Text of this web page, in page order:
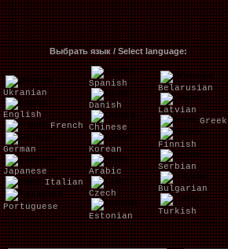
Выбрать язык / Select language:
Ukranian
English
French
German
Japanese
Italian
Portuguese
Spanish
Danish
Chinese
Korean
Arabic
Czech
Estonian
Belarusian
Latvian
Greek
Finnish
Serbian
Bulgarian
Turkish